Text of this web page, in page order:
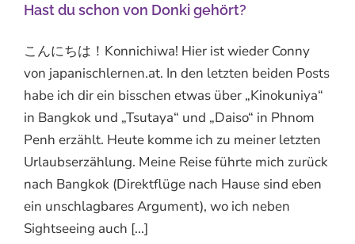
Hast du schon von Donki gehört?
こんにちは！Konnichiwa! Hier ist wieder Conny
von japanischlernen.at. In den letzten beiden Posts
habe ich dir ein bisschen etwas über „Kinokuniya“
in Bangkok und „Tsutaya“ und „Daiso“ in Phnom
Penh erzählt. Heute komme ich zu meiner letzten
Urlaubserzählung. Meine Reise führte mich zurück
nach Bangkok (Direktflüge nach Hause sind eben
ein unschlagbares Argument), wo ich neben
Sightseeing auch [...]